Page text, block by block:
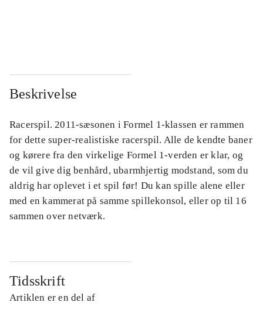
Beskrivelse
Racerspil. 2011-sæsonen i Formel 1-klassen er rammen
for dette super-realistiske racerspil. Alle de kendte baner
og kørere fra den virkelige Formel 1-verden er klar, og
de vil give dig benhård, ubarmhjertig modstand, som du
aldrig har oplevet i et spil før! Du kan spille alene eller
med en kammerat på samme spillekonsol, eller op til 16
sammen over netværk.
Tidsskrift
Artiklen er en del af